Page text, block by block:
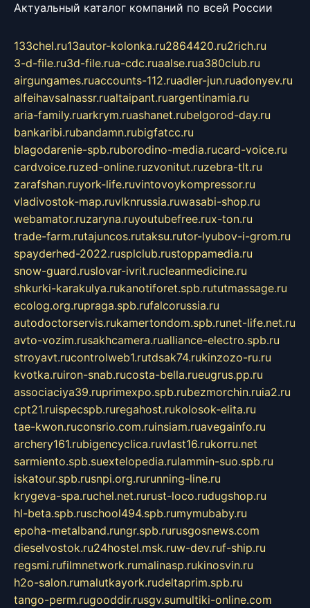
Актуальный каталог компаний по всей России
133chel.ru13autor-kolonka.ru2864420.ru2rich.ru
3-d-file.ru3d-file.rua-cdc.ruaalse.rua380club.ru
airgungames.ruaccounts-112.ruadler-jun.ruadonyev.ru
alfeihavsalnassr.rualtaipant.ruargentinamia.ru
aria-family.ruarkrym.ruashanet.rubelgorod-day.ru
bankaribi.rubandamn.rubigfatcc.ru
blagodarenie-spb.ruborodino-media.rucard-voice.ru
cardvoice.ruzed-online.ruzvonitut.ruzebra-tlt.ru
zarafshan.ruyork-life.ruvintovoykompressor.ru
vladivostok-map.ruvlknrussia.ruwasabi-shop.ru
webamator.ruzaryna.ruyoutubefree.rux-ton.ru
trade-farm.rutajuncos.rutaksu.rutor-lyubov-i-grom.ru
spayderhed-2022.rusplclub.rustoppamedia.ru
snow-guard.ruslovar-ivrit.rucleanmedicine.ru
shkurki-karakulya.rukanotiforet.spb.rututmassage.ru
ecolog.org.rupraga.spb.rufalcorussia.ru
autodoctorservis.rukamertondom.spb.runet-life.net.ru
avto-vozim.rusakhcamera.rualliance-electro.spb.ru
stroyavt.rucontrolweb1.rutdsak74.rukinzozo-ru.ru
kvotka.ruiron-snab.rucosta-bella.rueugrus.pp.ru
associaciya39.ruprimexpo.spb.rubezmorchin.ruia2.ru
cpt21.ruispecspb.ruregahost.rukolosok-elita.ru
tae-kwon.ruconsrio.com.ruinsiam.ruavegainfo.ru
archery161.rubigencyclica.ruvlast16.rukorru.net
sarmiento.spb.suextelopedia.rulammin-suo.spb.ru
iskatour.spb.rusnpi.org.rurunning-line.ru
krygeva-spa.ruchel.net.rurust-loco.rudugshop.ru
hl-beta.spb.ruschool494.spb.rumymubaby.ru
epoha-metalband.rungr.spb.rurusgosnews.com
dieselvostok.ru24hostel.msk.ruw-dev.ruf-ship.ru
regsmi.rufilmnetwork.rumalinasp.rukinosvin.ru
h2o-salon.rumalutkayork.rudeltaprim.spb.ru
tango-perm.rugooddir.rusgv.sumultiki-online.com